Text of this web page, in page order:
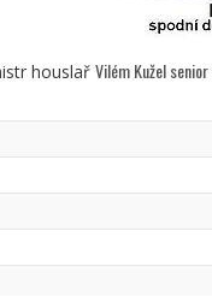
houslař Vilém Kužel senior